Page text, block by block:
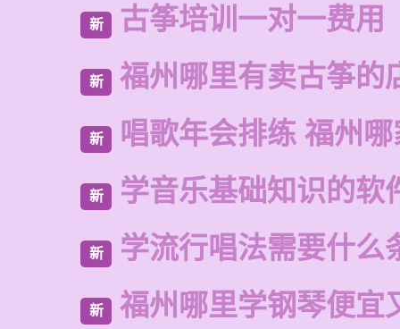
新 古筝培训一对一费用
新 福州哪里有卖古筝的
新 唱歌年会排练 福州
新 学音乐基础知识的软
新 学流行唱法需要什么
新 福州哪里学钢琴便宜